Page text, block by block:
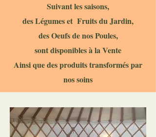
Suivant les saisons,
des Légumes et Fruits du Jardin,
des Oeufs de nos Poules,
sont disponibles à la Vente
Ainsi que des produits transformés par
nos soins